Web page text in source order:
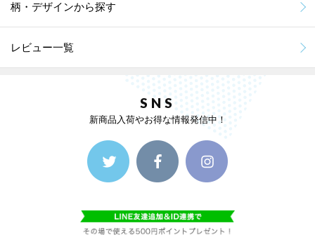
柄・デザインから探す
レビュー一覧
SNS
新商品入荷やお得な情報発信中！